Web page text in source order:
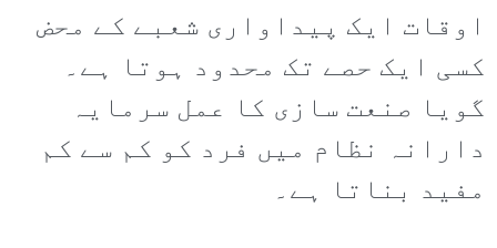
اوقات ایک پیداواری شعبے کے محض
کسی ایک حصے تک محدود ہوتا ہے۔
گویا صنعت سازی کا عمل سرمایہ
دارانہ نظام میں فرد کو کم سے کم
مفید بناتا ہے۔